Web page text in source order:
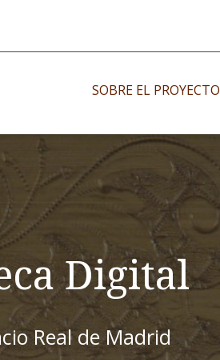
SOBRE EL PROYECTO
Impresos antiguos
Impresos modernos
Impresos menores
Digital
Real de Madrid